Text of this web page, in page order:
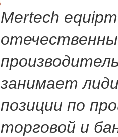
Mertech
занимает
позиции по
торговой и